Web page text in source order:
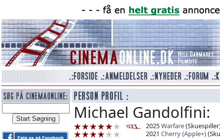
Michael Gandolfini:
2025Warfare
2021 Cherry (Apple+)